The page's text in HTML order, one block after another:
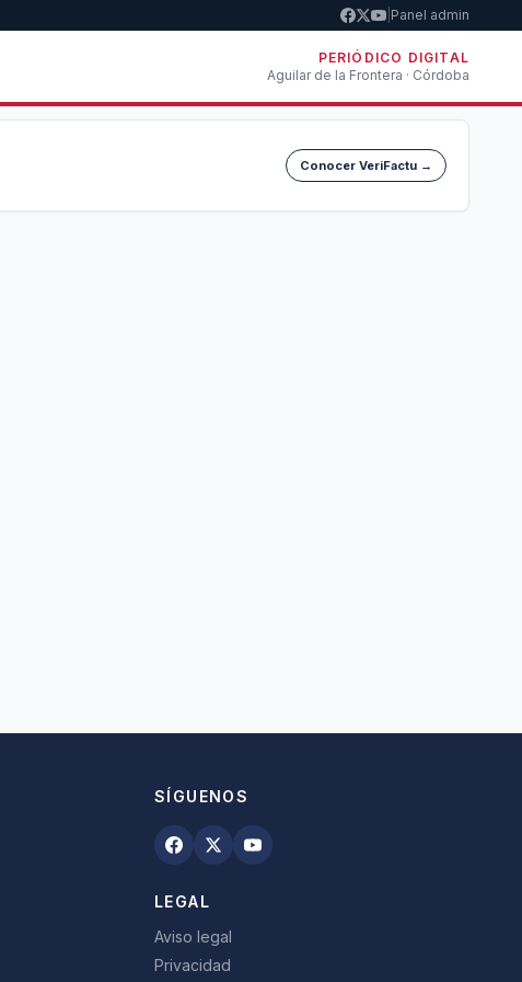
Panel admin
PERIÓDICO DIGITAL
Aguilar de la Frontera · Córdoba
Conocer VeriFactu →
SÍGUENOS
LEGAL
Aviso legal
Privacidad